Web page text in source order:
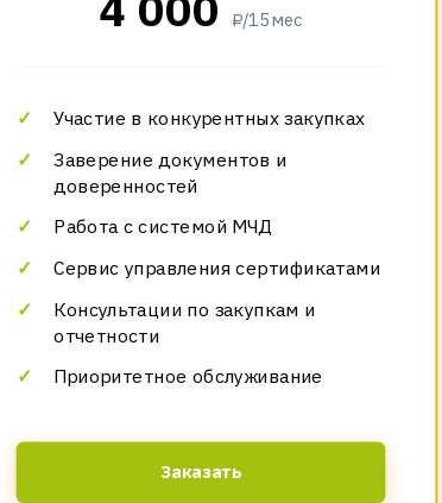
₽/15 мес
Участие в конкурентных закупках
Заверение документов и
доверенностей
Работа с системой МЧД
Сервис управления сертификатами
Консультации по закупкам и
отчетности
Приоритетное обслуживание
Заказать